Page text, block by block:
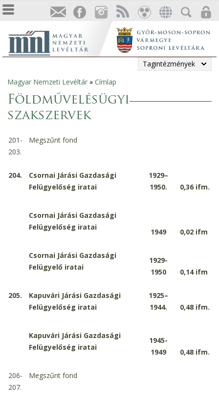
Tagintézmények
Jelenlegi
hely
Magyar Nemzeti Levéltár » Címlap
Földművelésügyi
szakszervek
201-
203.
Megszűnt fond
204.
Csornai Járási Gazdasági
Felügyelőség iratai
1929–
1950.
0,36 ifm.
Csornai Járási Gazdasági
Felügyelőség iratai
1949 0,02 ifm
Csornai Járási Gazdasági
Felügyelő iratai
1929-
1950
0,14 ifm
205.
Kapuvári Járási Gazdasági
Felügyelőség iratai
1925–
1944.
0,48 ifm.
Kapuvári Járási Gazdasági
Felügyelőség iratai
1945-
1949
0,48 ifm.
206-
207.
Megszűnt fond